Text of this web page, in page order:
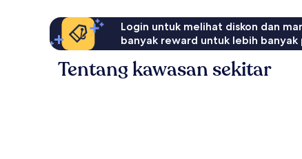
Login untuk melihat diskon dan
banyak reward untuk lebih banyak
Tentang kawasan sekitar